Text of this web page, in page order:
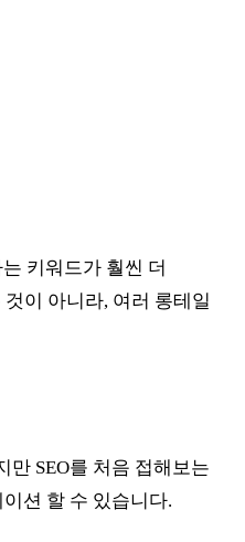
키워드가 훨씬 더
이 아니라, 여러 롱테일
SEO를 처음 접해보는
션 할 수 있습니다.